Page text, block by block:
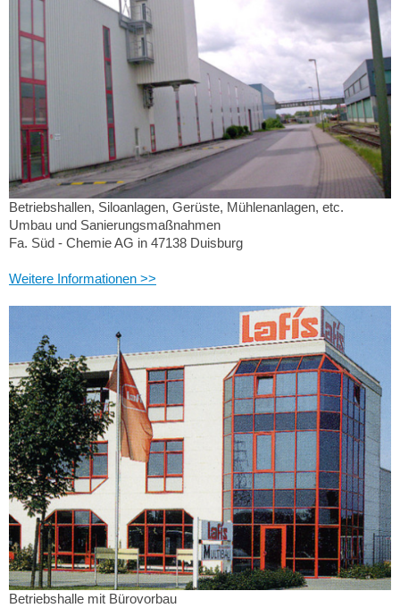
Betriebshallen, Siloanlagen, Gerüste, Mühlenanlagen, etc.
Umbau und Sanierungsmaßnahmen
Fa. Süd - Chemie AG in 47138 Duisburg
Weitere Informationen >>
Betriebshalle mit Bürovorbau